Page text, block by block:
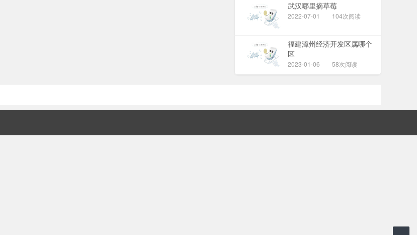
武汉哪里摘草莓
2022-07-01 104次阅读
福建漳州经济开发区属哪个
区
2023-01-06 58次阅读